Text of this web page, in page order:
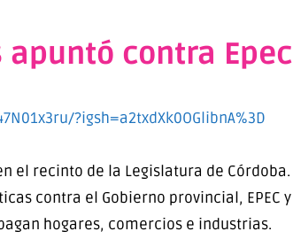
apuntó contra Epec
?igsh=a2txdXk0OGlibnA%3D
el recinto de la Legislatura de
contra el Gobierno provincial, EPEC
hogares, comercios e industrias.